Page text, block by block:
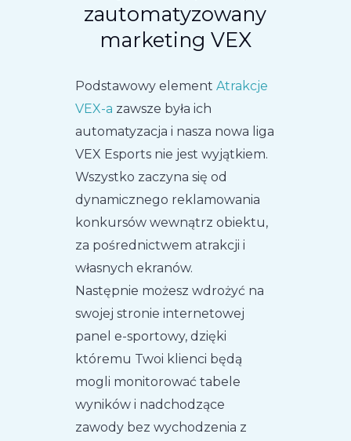
zautomatyzowany
marketing VEX
Podstawowy elementAtrakcje
VEX-a zawsze była ich
automatyzacja i nasza nowa liga
VEX Esports nie jest wyjątkiem.
Wszystko zaczyna się od
dynamicznego reklamowania
konkursów wewnątrz obiektu,
za pośrednictwem atrakcji i
własnych ekranów.
Następnie możesz wdrożyć na
swojej stronie internetowej
panel e-sportowy, dzięki
któremu Twoi klienci będą
mogli monitorować tabele
wyników i nadchodzące
zawody bez wychodzenia z